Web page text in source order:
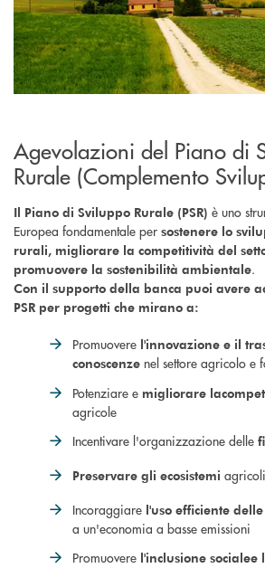
Agevolazioni del Piano di
Rurale (Complemento
Il Piano di Sviluppo Rurale (PSR) è uno
Europea fondamentale per sostenere lo
rurali, migliorare la competitività del
promuovere la sostenibilità ambientale.
Con il supporto della banca puoi avere
PSR per progetti che mirano a:
Promuovere l'innovazione e il
conoscenze nel settore agricolo e
Potenziare e migliorare la
agricole
Incentivare l'organizzazione delle
Preservare gli ecosistemi
Incoraggiare l'uso efficiente
a un'economia a basse emissioni
Promuovere l'inclusione socialee